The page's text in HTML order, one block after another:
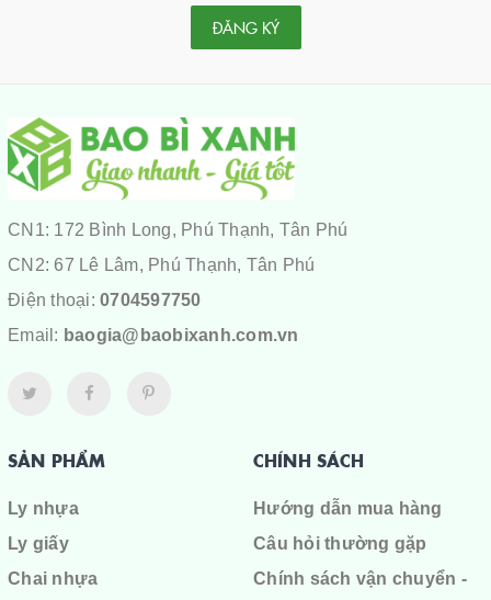
ĐĂNG KÝ
CN1: 172 Bình Long, Phú Thạnh, Tân Phú
CN2: 67 Lê Lâm, Phú Thạnh, Tân Phú
Điện thoại: 0704597750
Email: baogia@baobixanh.com.vn
SẢN PHẨM
Ly nhựa
Ly giấy
Chai nhựa
CHÍNH SÁCH
Hướng dẫn mua hàng
Câu hỏi thường gặp
Chính sách vận chuyển -